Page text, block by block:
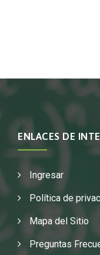
ENLACES DE
Ingresar
Política de
Mapa del Sitio
Preguntas